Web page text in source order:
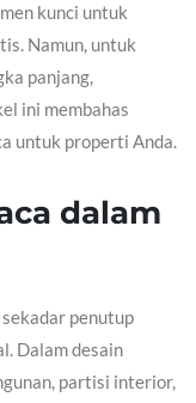
kunci untuk
Namun, untuk
panjang,
ini membahas
untuk properti Anda.
dalam
penutup
Dalam desain
partisi interior,